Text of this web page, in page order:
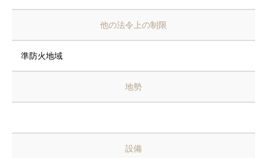
他の法令上の制限
準防火地域
地勢
設備